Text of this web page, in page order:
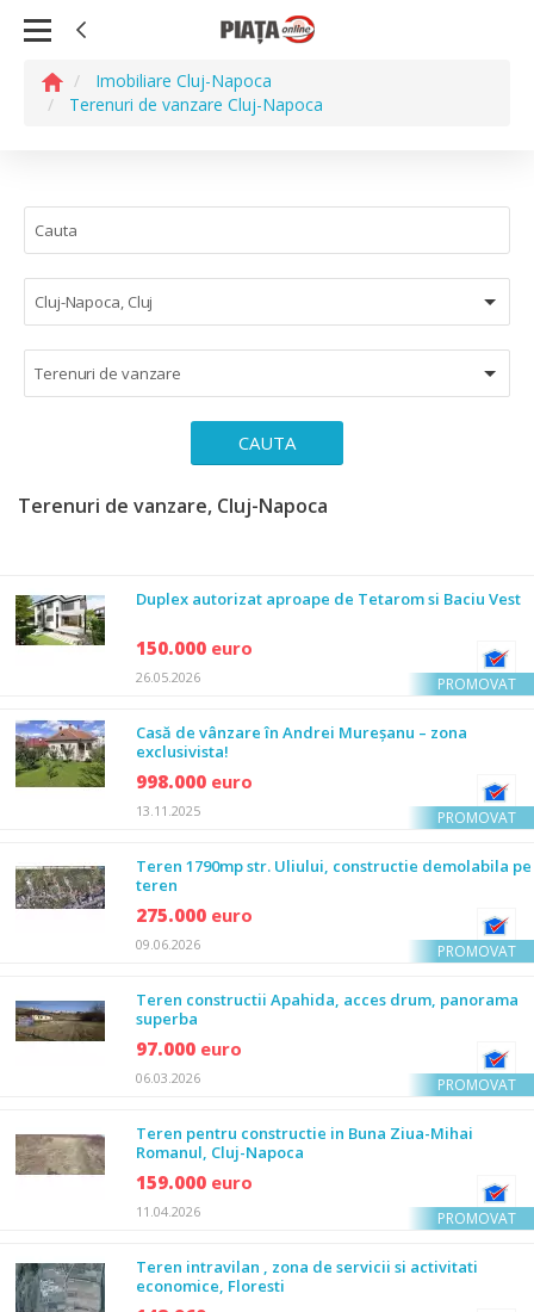
Imobiliare Cluj-Napoca
Terenuri de vanzare Cluj-Napoca
Cluj-Napoca, Cluj
Terenuri de vanzare
CAUTA
Terenuri de vanzare, Cluj-Napoca
Duplex autorizat aproape de Tetarom si Baciu Vest
150.000 euro
26.05.2026 PROMOVAT
Casă de vânzare în Andrei Mureșanu – zona
exclusivista!
998.000 euro
13.11.2025 PROMOVAT
Teren 1790mp str. Uliului, constructie demolabila pe
teren
275.000 euro
09.06.2026 PROMOVAT
Teren constructii Apahida, acces drum, panorama
superba
97.000 euro
06.03.2026 PROMOVAT
Teren pentru constructie in Buna Ziua-Mihai
Romanul, Cluj-Napoca
159.000 euro
11.04.2026 PROMOVAT
Teren intravilan , zona de servicii si activitati
economice, Floresti